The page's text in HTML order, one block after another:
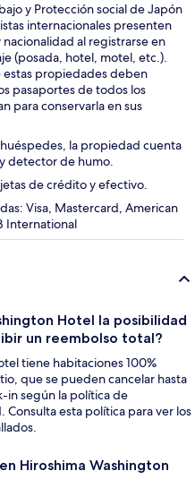
y Protección social de Japón
internacionales presenten
al registrarse en
(posada, hotel, motel, etc.).
estas propiedades deben
pasaportes de todos los
para conservarla en sus
la propiedad cuenta
detector de humo.
de crédito y efectivo.
Visa, Mastercard, American
International
Hotel la posibilidad
un reembolso total?
tiene habitaciones 100%
que se pueden cancelar hasta
in según la política de
esta política para ver los
Hiroshima Washington